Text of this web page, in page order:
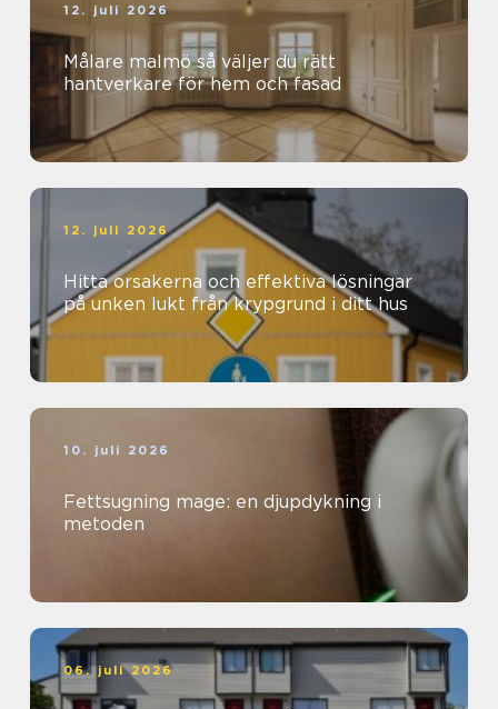
12. juli 2026
Målare malmö så väljer du rätt
hantverkare för hem och fasad
12. juli 2026
Hitta orsakerna och effektiva lösningar
på unken lukt från krypgrund i ditt hus
10. juli 2026
Fettsugning mage: en djupdykning i
metoden
06. juli 2026